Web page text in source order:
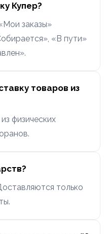
Купер?
заказы»
«В пути»
товаров из
физических
только